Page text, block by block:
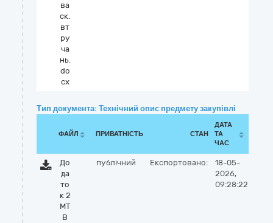
ва
ск.
вт
ру
ча
нь.
do
cx
Тип документа: Технічний опис предмету закупівлі
ФАЙЛ ПРИВАТНІСТЬ СТАН
ДАТА
ТА
ЧАС
До
да
то
к 2
МТ
В
публічний Експортовано:
18-05-
2026,
09:28:22